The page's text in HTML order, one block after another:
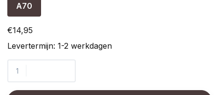
A70
€14,95
Levertermijn: 1-2 werkdagen